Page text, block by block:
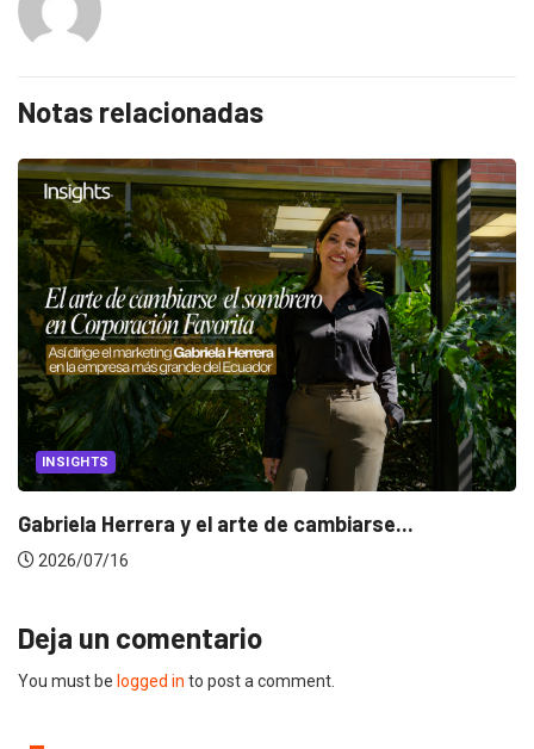
Notas relacionadas
INSIGHTS
Gabriela Herrera y el arte de cambiarse...
2026/07/16
Deja un comentario
You must be logged in to post a comment.